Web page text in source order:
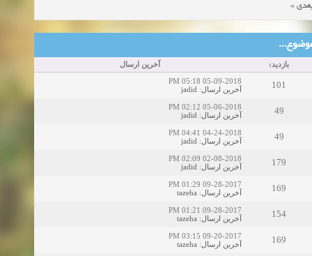
»
بازدید: آخرین ارسال
101
05-09-2018 05:18 PM
آخرین ارسال:
jadid
49
05-06-2018 02:12 PM
آخرین ارسال:
jadid
49
04-24-2018 04:41 PM
آخرین ارسال:
jadid
179
02-08-2018 02:09 PM
آخرین ارسال:
jadid
169
09-28-2017 01:29 PM
آخرین ارسال:
tazeha
154
09-28-2017 01:21 PM
آخرین ارسال:
tazeha
169
09-20-2017 03:15 PM
آخرین ارسال:
tazeha